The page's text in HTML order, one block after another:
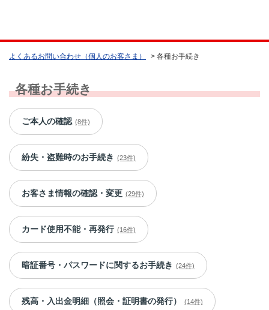
よくあるお問い合わせ（個人のお客さま） > 各種お手続き
各種お手続き
ご本人の確認 (8件)
紛失・盗難時のお手続き (23件)
お客さま情報の確認・変更 (29件)
カード使用不能・再発行 (16件)
暗証番号・パスワードに関するお手続き (24件)
残高・入出金明細（照会・証明書の発行） (14件)